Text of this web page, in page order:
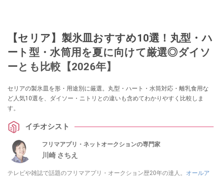
【セリア】製氷皿おすすめ10選！丸型・ハ
ート型・水筒用を夏に向けて厳選◎ダイソ
ーとも比較【2026年】
セリアの製氷皿を形・用途別に厳選。丸型・ハート・水筒対応・離乳食用な
ど人気10選を、ダイソー・ニトリとの違いも含めてわかりやすく比較しま
す。
イチオシスト
フリマアプリ・ネットオークションの専門家
川崎 さちえ
テレビや雑誌で話題のフリマアプリ・オークション歴20年の達人。 オールア